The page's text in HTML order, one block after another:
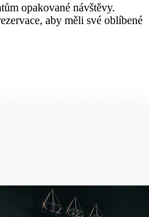
opakované návštěvy.
aby měli své oblíbené